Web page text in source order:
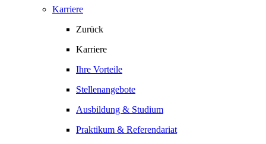
Karriere
Zurück
Karriere
Ihre Vorteile
Stellenangebote
Ausbildung & Studium
Praktikum & Referendariat